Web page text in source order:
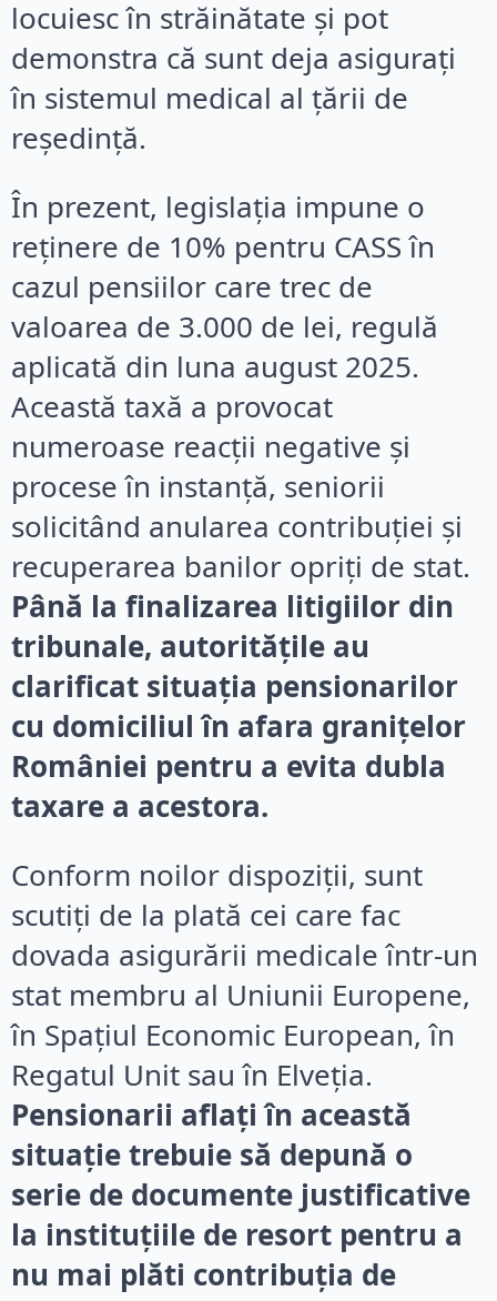
locuiesc în străinătate și pot
demonstra că sunt deja asigurați
în sistemul medical al țării de
reședință.
În prezent, legislația impune o
reținere de 10% pentru CASS în
cazul pensiilor care trec de
valoarea de 3.000 de lei, regulă
aplicată din luna august 2025.
Această taxă a provocat
numeroase reacții negative și
procese în instanță, seniorii
solicitând anularea contribuției și
recuperarea banilor opriți de stat.
Până la finalizarea litigiilor din
tribunale, autoritățile au
clarificat situația pensionarilor
cu domiciliul în afara granițelor
României pentru a evita dubla
taxare a acestora.
Conform noilor dispoziții, sunt
scutiți de la plată cei care fac
dovada asigurării medicale într-un
stat membru al Uniunii Europene,
în Spațiul Economic European, în
Regatul Unit sau în Elveția.
Pensionarii aflați în această
situație trebuie să depună o
serie de documente justificative
la instituțiile de resort pentru a
nu mai plăti contribuția de